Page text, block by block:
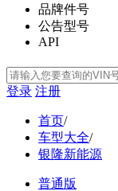
品牌件号
公告型号
API
登录 注册
首页/
车型大全/
银隆新能源
普通版